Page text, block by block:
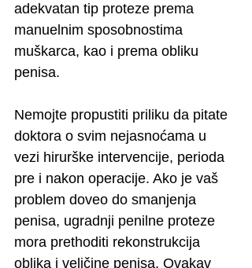
adekvatan tip proteze prema
manuelnim sposobnostima
muškarca, kao i prema obliku
penisa.
Nemojte propustiti priliku da pitate
doktora o svim nejasnoćama u
vezi hirurške intervencije, perioda
pre i nakon operacije. Ako je vaš
problem doveo do smanjenja
penisa, ugradnji penilne proteze
mora prethoditi rekonstrukcija
oblika i veličine penisa. Ovakav